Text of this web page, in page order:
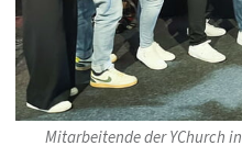
Mitarbeitende der YChurch